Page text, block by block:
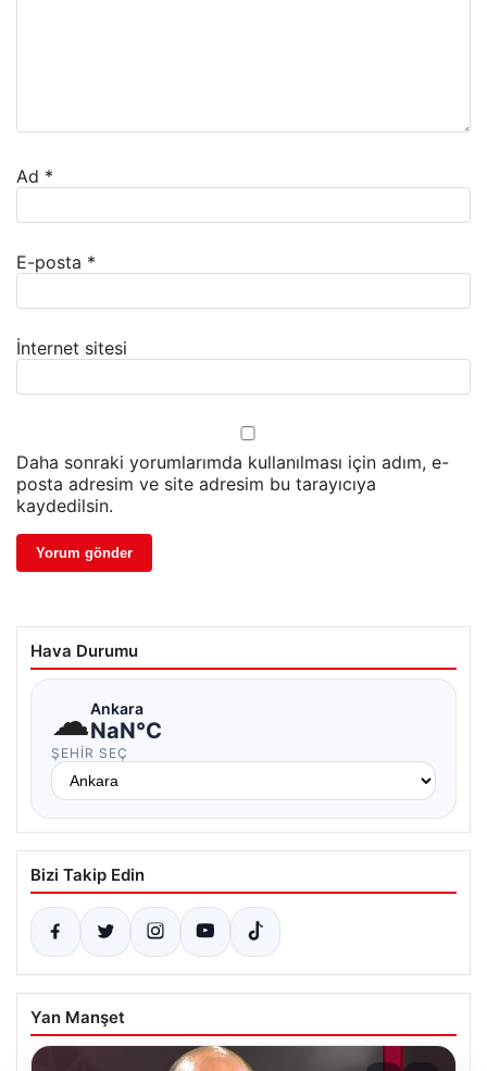
Ad *
E-posta *
İnternet sitesi
Daha sonraki yorumlarımda kullanılması için adım, e-
posta adresim ve site adresim bu tarayıcıya
kaydedilsin.
Hava Durumu
☁Ankara
NaN°C
ŞEHIR SEÇ
Bizi Takip Edin
Yan Manşet